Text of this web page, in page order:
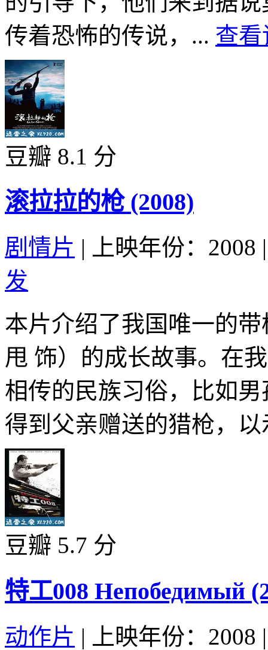
传着恐怖的传说，... 查看
豆瓣 8.1 分
滚拉拉的枪 (2008)
剧情片 | 上映年份：2008 |
发
本片介绍了我国唯一的
甩 饰）的成长故事。在
相传的民族习俗，比如
得到父亲赠送的猎枪，
豆瓣 5.7 分
特工008 Непобедимый
动作片 | 上映年份：2008 |